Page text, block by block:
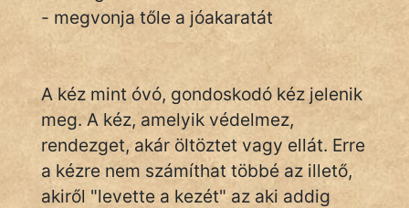
IRODALOM
SZÓLÁS
És
KÖZMONDÁS
- megvonja tőle a jóakaratát
A kéz mint óvó, gondoskodó kéz jelenik
meg. A kéz, amelyik védelmez,
rendezget, akár öltöztet vagy ellát. Erre
a kézre nem számíthat többé az illető,
akiről "levette a kezét" az aki addig